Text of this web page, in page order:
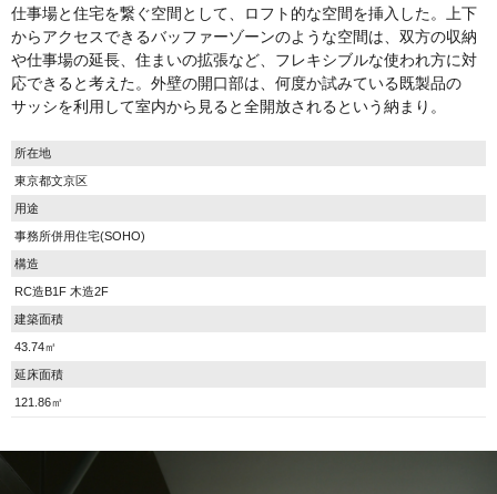
仕事場と住宅を繋ぐ空間として、ロフト的な空間を挿入した。上下
からアクセスできるバッファーゾーンのような空間は、双方の収納
や仕事場の延長、住まいの拡張など、フレキシブルな使われ方に対
応できると考えた。外壁の開口部は、何度か試みている既製品の
サッシを利用して室内から見ると全開放されるという納まり。
所在地
東京都文京区
用途
事務所併用住宅(SOHO)
構造
RC造B1F 木造2F
建築面積
43.74㎡
延床面積
121.86㎡